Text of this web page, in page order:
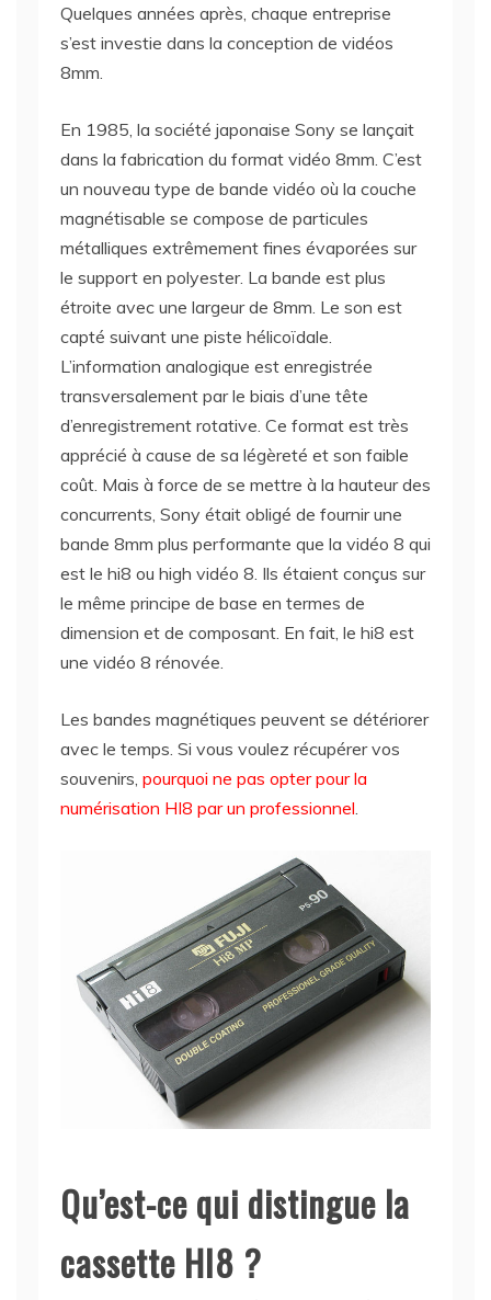
Quelques années après, chaque entreprise
s’est investie dans la conception de vidéos
8mm.
En 1985, la société japonaise Sony se lançait
dans la fabrication du format vidéo 8mm. C’est
un nouveau type de bande vidéo où la couche
magnétisable se compose de particules
métalliques extrêmement fines évaporées sur
le support en polyester. La bande est plus
étroite avec une largeur de 8mm. Le son est
capté suivant une piste hélicoïdale.
L’information analogique est enregistrée
transversalement par le biais d’une tête
d’enregistrement rotative. Ce format est très
apprécié à cause de sa légèreté et son faible
coût. Mais à force de se mettre à la hauteur des
concurrents, Sony était obligé de fournir une
bande 8mm plus performante que la vidéo 8 qui
est le hi8 ou high vidéo 8. Ils étaient conçus sur
le même principe de base en termes de
dimension et de composant. En fait, le hi8 est
une vidéo 8 rénovée.
Les bandes magnétiques peuvent se détériorer
avec le temps. Si vous voulez récupérer vos
souvenirs, pourquoi ne pas opter pour la
numérisation HI8 par un professionnel.
Qu’est-ce qui distingue la
cassette HI8 ?